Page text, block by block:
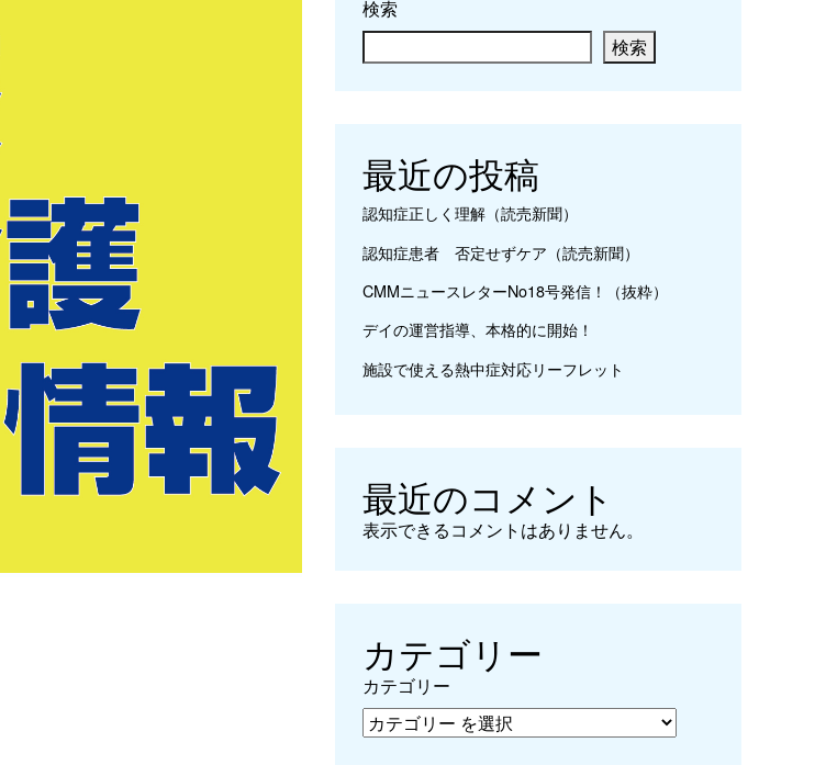
検索
検索
最近の投稿
認知症正しく理解（読売新聞）
認知症患者 否定せずケア（読売新聞）
CMMニュースレターNo18号発信！（抜粋）
デイの運営指導、本格的に開始！
施設で使える熱中症対応リーフレット
最近のコメント
表示できるコメントはありません。
カテゴリー
カテゴリー